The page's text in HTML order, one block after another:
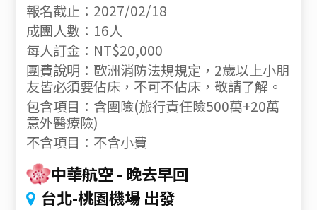
報名截止：2027/02/18
成團人數：16人
每人訂金：NT$20,000
團費說明：歐洲消防法規規定，2歲以上小朋
友皆必須要佔床，不可不佔床，敬請了解。
包含項目：含團險(旅行責任險500萬+20萬
意外醫療險)
不含項目：不含小費
中華航空 晚去早回
台北-桃園機場 出發